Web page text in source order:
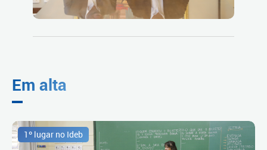
Em alta
1º lugar no Ideb